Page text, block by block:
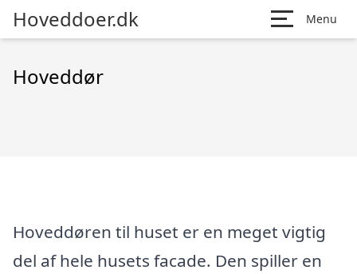
Hoveddoer.dk Menu
Hoveddør
Hoveddøren til huset er en meget vigtig
del af hele husets facade. Den spiller en